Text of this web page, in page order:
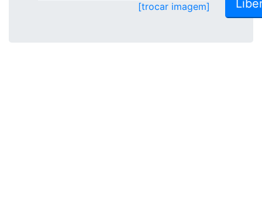
[trocar imagem]